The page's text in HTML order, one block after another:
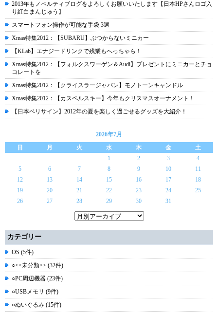
2013年もノベルティブログをよろしくお願いいたします【日本HPさんロゴ入
り紅白まんじゅう】
スマートフォン操作が可能な手袋 3選
Xmas特集2012：【SUBARU】ぶつからないミニカー
【KLab】エナジードリンクで残業もへっちゃら！
Xmas特集2012：【フォルクスワーゲン＆Audi】プレゼントにミニカーとチョ
コレートを
Xmas特集2012：【クライスラージャパン】モノトーンキャンドル
Xmas特集2012：【カスペルスキー】今年もクリスマスオーナメント！
【日本ベリサイン】2012年の夏を楽しく過ごせるグッズを大紹介！
2026年7月
日
月 火 水 木 金
土
1
2 3
4
5
6 7 8 9 10
11
12
13 14 15 16 17
18
19
20 21 22 23 24
25
26
27 28 29 30 31
カテゴリー
OS (5件)
○<<未分類>> (32件)
○PC周辺機器 (23件)
○USBメモリ (9件)
○ぬいぐるみ (15件)